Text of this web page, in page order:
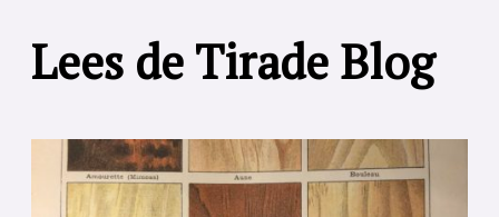
Lees de Tirade Blog